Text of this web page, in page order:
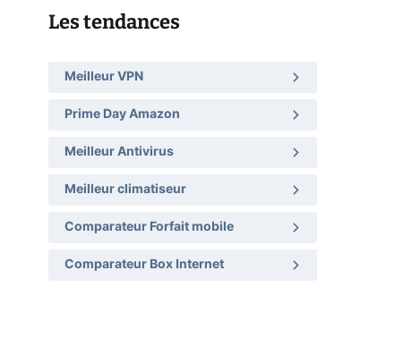
Les tendances
Meilleur VPN
Prime Day Amazon
Meilleur Antivirus
Meilleur climatiseur
Comparateur Forfait mobile
Comparateur Box Internet